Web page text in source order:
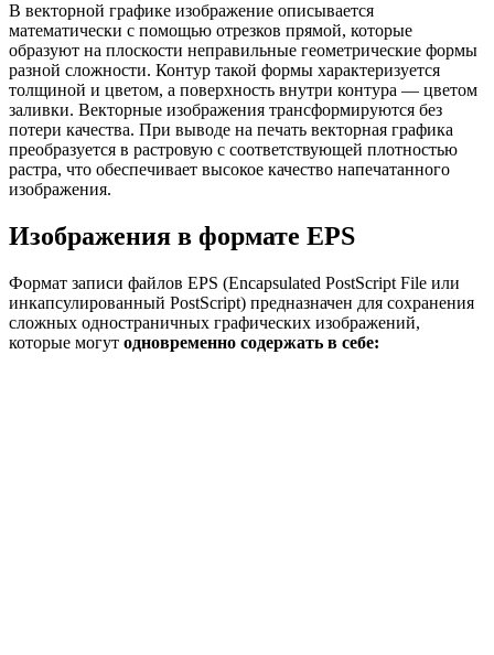
В векторной графике изображение описывается
математически с помощью отрезков прямой, которые
образуют на плоскости неправильные геометрические формы
разной сложности. Контур такой формы характеризуется
толщиной и цветом, а поверхность внутри контура — цветом
заливки. Векторные изображения трансформируются без
потери качества. При выводе на печать векторная графика
преобразуется в растровую с соответствующей плотностью
растра, что обеспечивает высокое качество напечатанного
изображения.
Изображения в формате EPS
Формат записи файлов EPS (Encapsulated PostScript File или
инкапсулированный PostScript) предназначен для сохранения
сложных одностраничных графических изображений,
которые могут одновременно содержать в себе: